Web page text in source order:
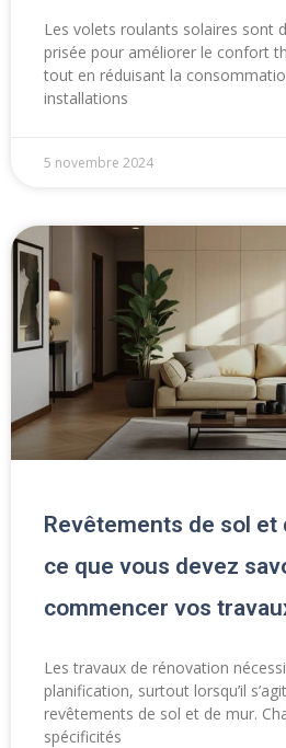
Les volets roulants solaires sont
prisée pour améliorer le confort
tout en réduisant la
installations
5 novembre 2024
Revêtements de sol et
ce que vous devez
commencer vos
Les travaux de rénovation
planification, surtout lorsqu’il
revêtements de sol et de mur.
spécificités